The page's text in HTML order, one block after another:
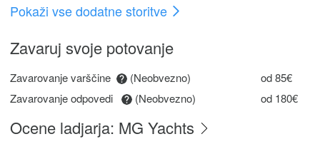
Pokaži vse dodatne storitve
Zavaruj svoje potovanje
Zavarovanje varščine (Neobvezno)
od 85€
Zavarovanje odpovedi
(Neobvezno) od 180€
Ocene ladjarja: MG Yachts